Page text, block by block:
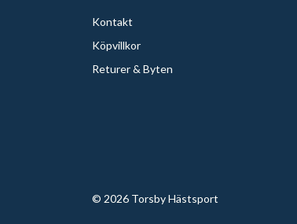
Kontakt
Köpvillkor
Returer & Byten
© 2026 Torsby Hästsport